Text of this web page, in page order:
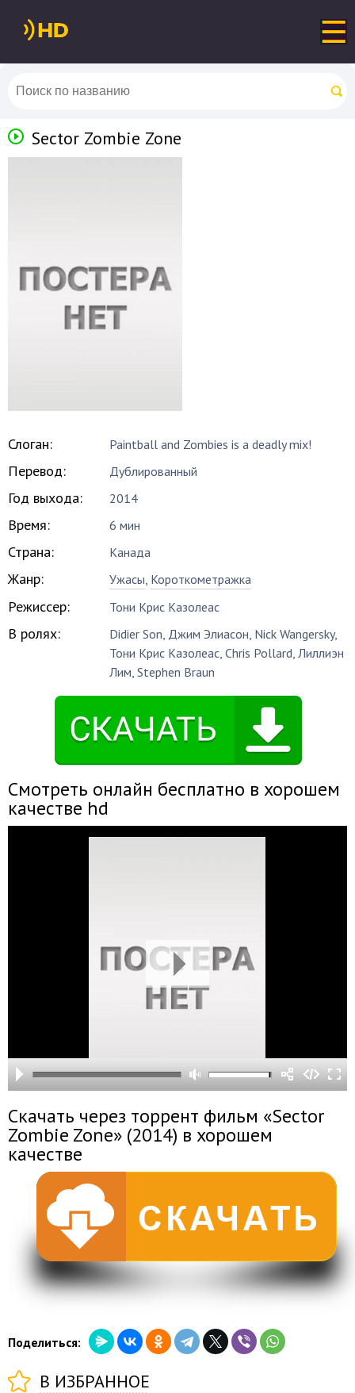
Sector Zombie Zone
Слоган: Paintball and Zombies is a deadly mix!
Перевод: Дублированный
Год выхода: 2014
Время: 6 мин
Страна: Канада
Жанр: Ужасы, Короткометражка
Режиссер: Тони Крис Казолеас
В ролях: Didier Son, Джим Элиасон, Nick Wangersky,
Тони Крис Казолеас,Chris Pollard,Лиллиэн
Лим,Stephen Braun
Смотреть онлайн бесплатно в хорошем
качестве hd
Скачать через торрент фильм «Sector
Zombie Zone» (2014) в хорошем
качестве
Поделиться:
В ИЗБРАННОЕ